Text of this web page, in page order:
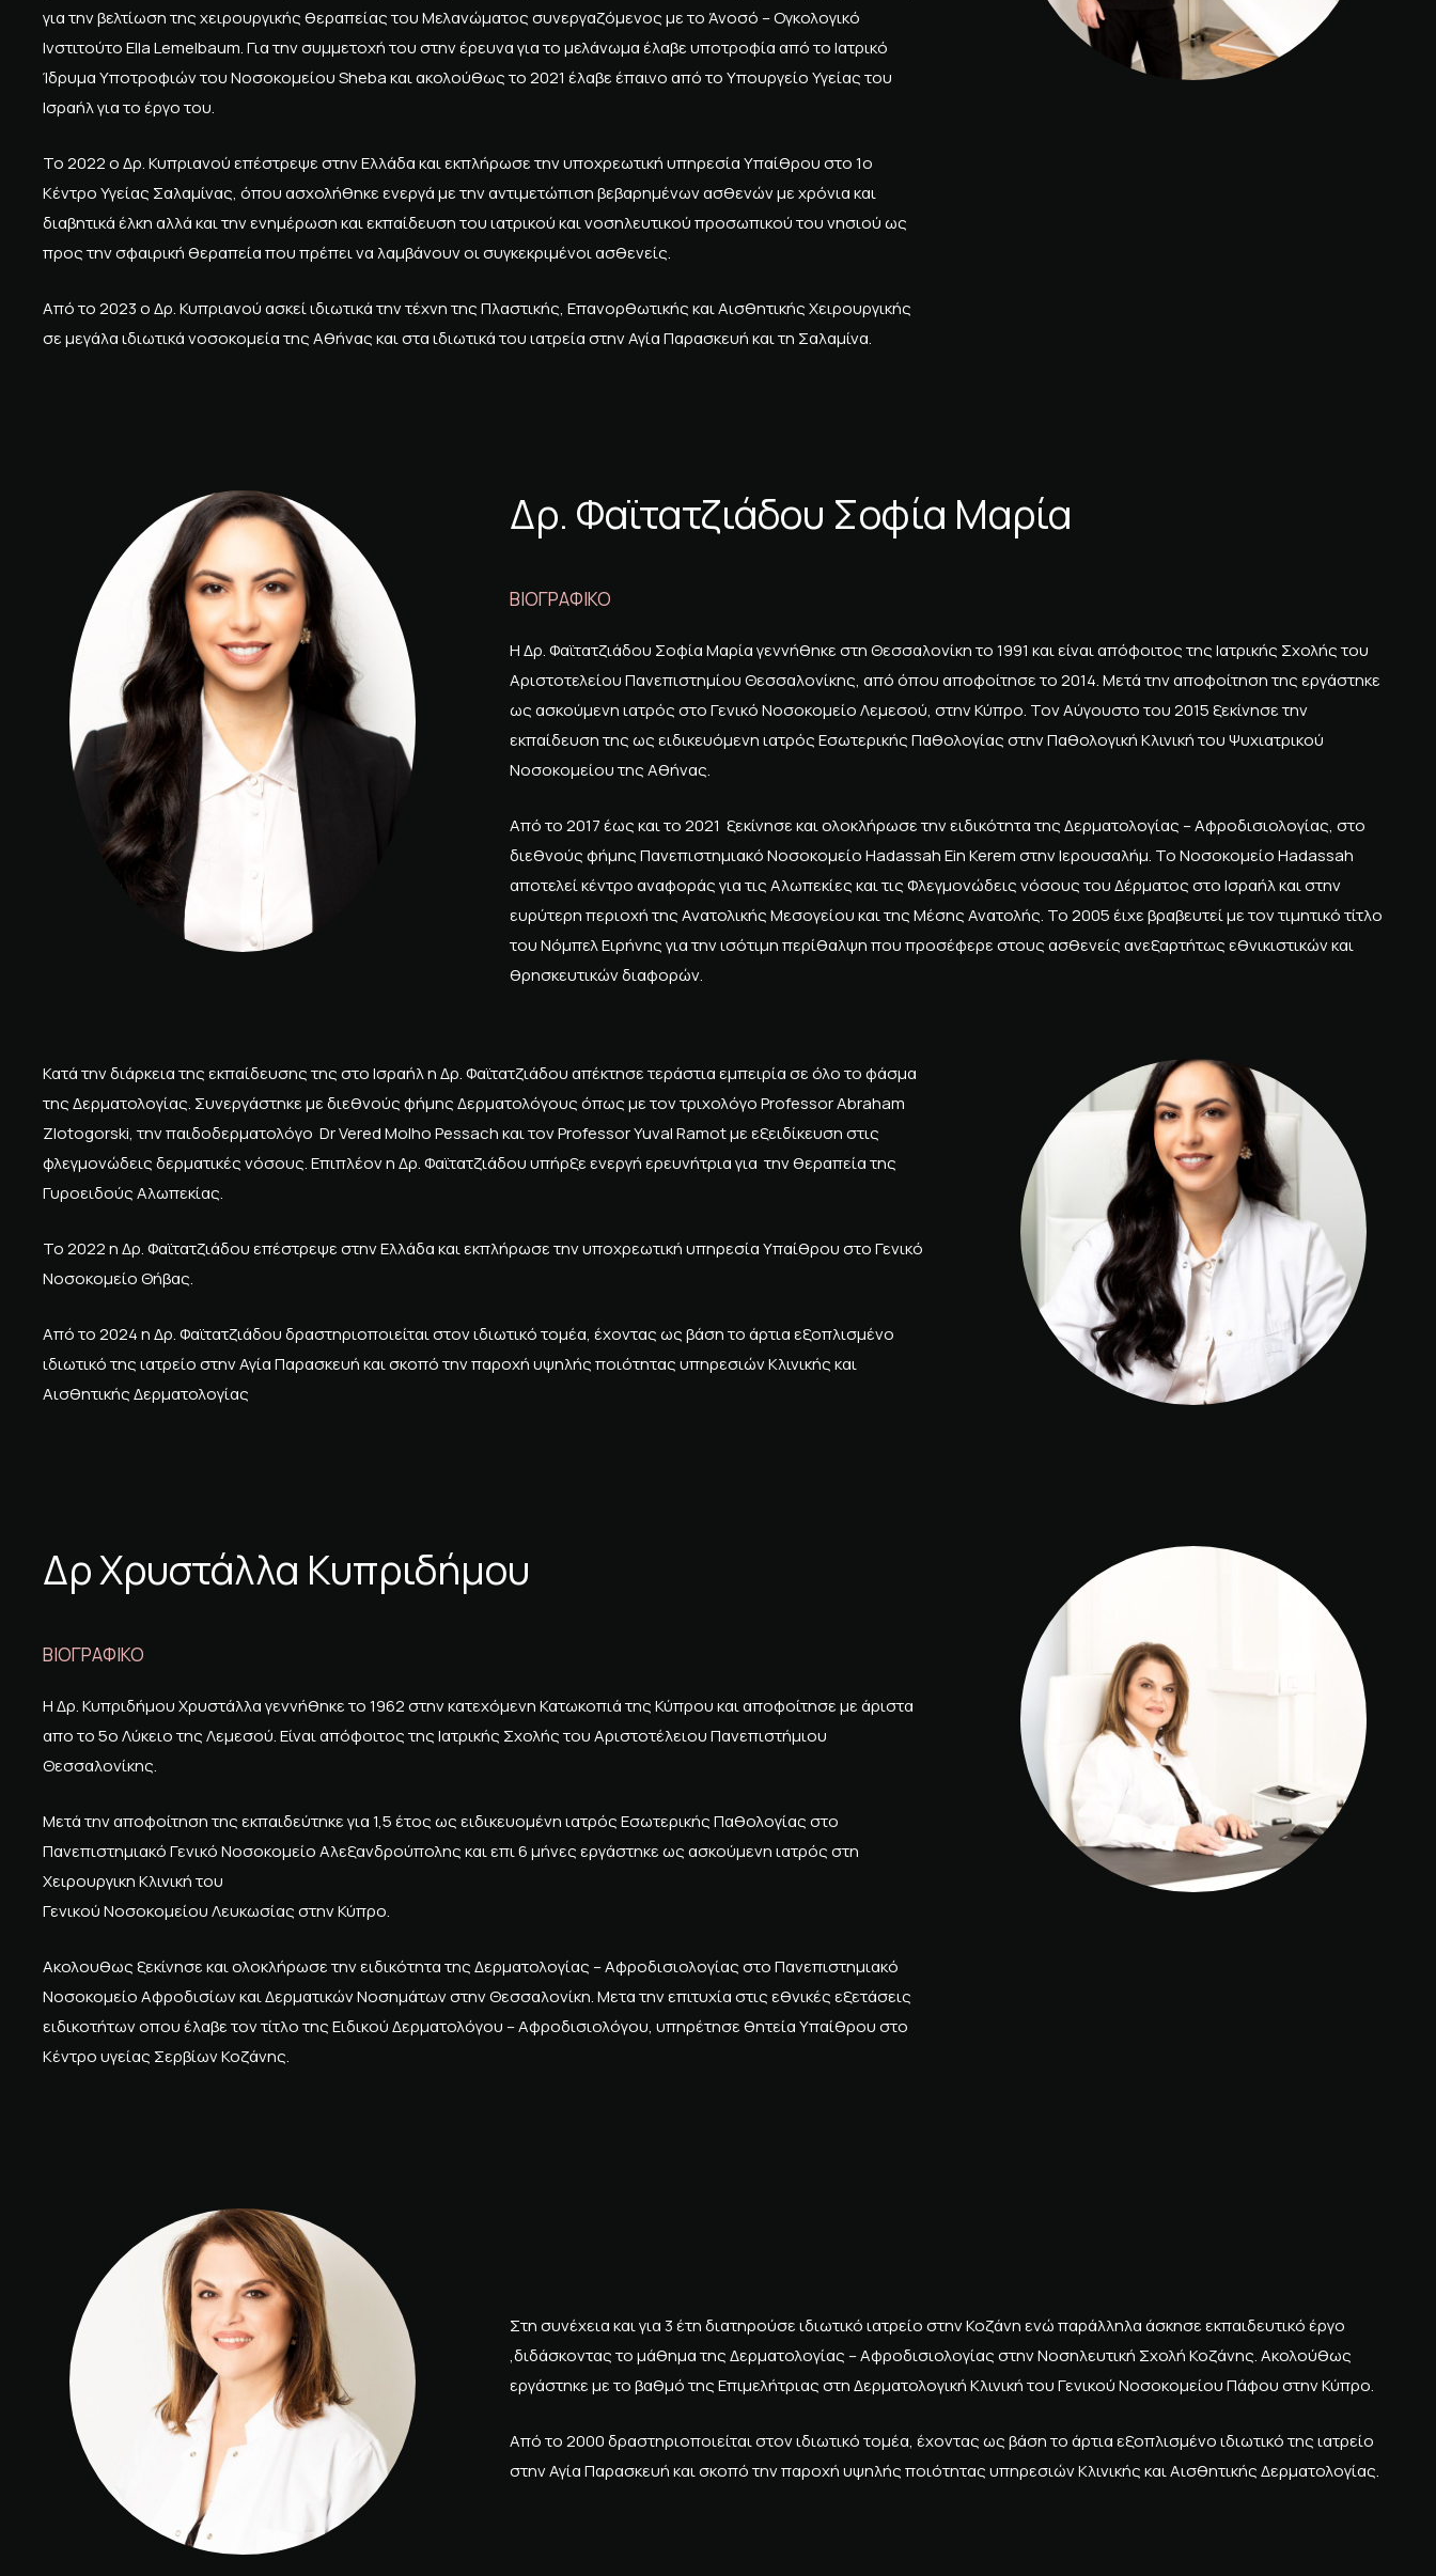
για την βελτίωση της χειρουργικής θεραπείας του Μελανώματος συνεργαζόμενος με το Άνοσό – Ογκολογικό
Ινστιτούτο Ella Lemelbaum. Για την συμμετοχή του στην έρευνα για το μελάνωμα έλαβε υποτροφία από το Ιατρικό
Ίδρυμα Υποτροφιών του Νοσοκομείου Sheba και ακολούθως το 2021 έλαβε έπαινο από το Υπουργείο Υγείας του
Ισραήλ για το έργο του.
Το 2022 ο Δρ. Κυπριανού επέστρεψε στην Ελλάδα και εκπλήρωσε την υποχρεωτική υπηρεσία Υπαίθρου στο 1ο
Κέντρο Υγείας Σαλαμίνας, όπου ασχολήθηκε ενεργά με την αντιμετώπιση βεβαρημένων ασθενών με χρόνια και
διαβητικά έλκη αλλά και την ενημέρωση και εκπαίδευση του ιατρικού και νοσηλευτικού προσωπικού του νησιού ως
προς την σφαιρική θεραπεία που πρέπει να λαμβάνουν οι συγκεκριμένοι ασθενείς.
Από το 2023 ο Δρ. Κυπριανού ασκεί ιδιωτικά την τέχνη της Πλαστικής, Επανορθωτικής και Αισθητικής Χειρουργικής
σε μεγάλα ιδιωτικά νοσοκομεία της Αθήνας και στα ιδιωτικά του ιατρεία στην Αγία Παρασκευή και τη Σαλαμίνα.
Δρ. Φαϊτατζιάδου Σοφία Μαρία
ΒΙΟΓΡΑΦΙΚΟ
Η Δρ. Φαϊτατζιάδου Σοφία Μαρία γεννήθηκε στη Θεσσαλονίκη το 1991 και είναι απόφοιτος της Ιατρικής Σχολής του
Αριστοτελείου Πανεπιστημίου Θεσσαλονίκης, από όπου αποφοίτησε το 2014. Μετά την αποφοίτηση της εργάστηκε
ως ασκούμενη ιατρός στο Γενικό Νοσοκομείο Λεμεσού, στην Κύπρο. Τον Αύγουστο του 2015 ξεκίνησε την
εκπαίδευση της ως ειδικευόμενη ιατρός Εσωτερικής Παθολογίας στην Παθολογική Κλινική του Ψυχιατρικού
Νοσοκομείου της Αθήνας.
Από το 2017 έως και το 2021 ξεκίνησε και ολοκλήρωσε την ειδικότητα της Δερματολογίας – Αφροδισιολογίας, στο
διεθνούς φήμης Πανεπιστημιακό Νοσοκομείο Hadassah Ein Kerem στην Ιερουσαλήμ. Το Νοσοκομείο Hadassah
αποτελεί κέντρο αναφοράς για τις Αλωπεκίες και τις Φλεγμονώδεις νόσους του Δέρματος στο Ισραήλ και στην
ευρύτερη περιοχή της Ανατολικής Μεσογείου και της Μέσης Ανατολής. Το 2005 έιχε βραβευτεί με τον τιμητικό τίτλο
του Νόμπελ Ειρήνης για την ισότιμη περίθαλψη που προσέφερε στους ασθενείς ανεξαρτήτως εθνικιστικών και
θρησκευτικών διαφορών.
Κατά την διάρκεια της εκπαίδευσης της στο Ισραήλ η Δρ. Φαϊτατζιάδου απέκτησε τεράστια εμπειρία σε όλο το φάσμα
της Δερματολογίας. Συνεργάστηκε με διεθνούς φήμης Δερματολόγους όπως με τον τριχολόγο Professor Abraham
Zlotogorski, την παιδοδερματολόγο Dr Vered Molho Pessach και τον Professor Yuval Ramot με εξειδίκευση στις
φλεγμονώδεις δερματικές νόσους. Επιπλέον η Δρ. Φαϊτατζιάδου υπήρξε ενεργή ερευνήτρια για την θεραπεία της
Γυροειδούς Αλωπεκίας.
Το 2022 η Δρ. Φαϊτατζιάδου επέστρεψε στην Ελλάδα και εκπλήρωσε την υποχρεωτική υπηρεσία Υπαίθρου στο Γενικό
Νοσοκομείο Θήβας.
Από το 2024 η Δρ. Φαϊτατζιάδου δραστηριοποιείται στον ιδιωτικό τομέα, έχοντας ως βάση το άρτια εξοπλισμένο
ιδιωτικό της ιατρείο στην Αγία Παρασκευή και σκοπό την παροχή υψηλής ποιότητας υπηρεσιών Κλινικής και
Αισθητικής Δερματολογίας
Δρ Χρυστάλλα Κυπριδήμου
ΒΙΟΓΡΑΦΙΚΟ
Η Δρ. Κυπριδήμου Χρυστάλλα γεννήθηκε το 1962 στην κατεχόμενη Κατωκοπιά της Κύπρου και αποφοίτησε με άριστα
απο το 5ο Λύκειο της Λεμεσού. Είναι απόφοιτος της Ιατρικής Σχολής του Αριστοτέλειου Πανεπιστήμιου
Θεσσαλονίκης.
Μετά την αποφοίτηση της εκπαιδεύτηκε για 1,5 έτος ως ειδικευομένη ιατρός Εσωτερικής Παθολογίας στο
Πανεπιστημιακό Γενικό Νοσοκομείο Αλεξανδρούπολης και επι 6 μήνες εργάστηκε ως ασκούμενη ιατρός στη
Χειρουργικη Κλινική του
Γενικού Νοσοκομείου Λευκωσίας στην Κύπρο.
Ακολουθως ξεκίνησε και ολοκλήρωσε την ειδικότητα της Δερματολογίας – Αφροδισιολογίας στο Πανεπιστημιακό
Νοσοκομείο Αφροδισίων και Δερματικών Νοσημάτων στην Θεσσαλονίκη. Μετα την επιτυχία στις εθνικές εξετάσεις
ειδικοτήτων οπου έλαβε τον τίτλο της Ειδικού Δερματολόγου – Αφροδισιολόγου, υπηρέτησε θητεία Υπαίθρου στο
Κέντρο υγείας Σερβίων Κοζάνης.
Στη συνέχεια και για 3 έτη διατηρούσε ιδιωτικό ιατρείο στην Κοζάνη ενώ παράλληλα άσκησε εκπαιδευτικό έργο
,διδάσκοντας το μάθημα της Δερματολογίας – Αφροδισιολογίας στην Νοσηλευτική Σχολή Κοζάνης. Ακολούθως
εργάστηκε με το βαθμό της Επιμελήτριας στη Δερματολογική Κλινική του Γενικού Νοσοκομείου Πάφου στην Κύπρο.
Από το 2000 δραστηριοποιείται στον ιδιωτικό τομέα, έχοντας ως βάση το άρτια εξοπλισμένο ιδιωτικό της ιατρείο
στην Αγία Παρασκευή και σκοπό την παροχή υψηλής ποιότητας υπηρεσιών Κλινικής και Αισθητικής Δερματολογίας.